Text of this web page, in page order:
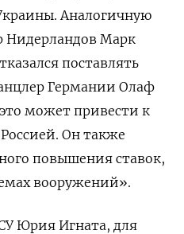
Аналогичную
Нидерландов Марк
поставлять
Германии Олаф
может привести к
Он также
повышения ставок,
вооружений».
Юрия Игната, для